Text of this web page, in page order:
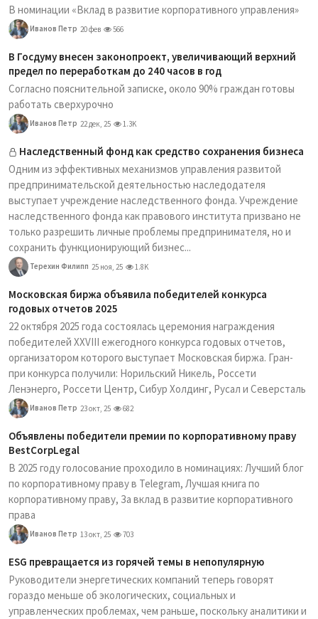
В номинации «Вклад в развитие корпоративного управления»
Иванов Петр 20 фев 566
В Госдуму внесен законопроект, увеличивающий верхний
предел по переработкам до 240 часов в год
Согласно пояснительной записке, около 90% граждан готовы
работать сверхурочно
Иванов Петр 22 дек, 25 1.3K
Наследственный фонд как средство сохранения бизнеса
Одним из эффективных механизмов управления развитой
предпринимательской деятельностью наследодателя
выступает учреждение наследственного фонда. Учреждение
наследственного фонда как правового института призвано не
только разрешить личные проблемы предпринимателя, но и
сохранить функционирующий бизнес...
Терехин Филипп 25 ноя, 25 1.8K
Московская биржа объявила победителей конкурса
годовых отчетов 2025
22 октября 2025 года состоялась церемония награждения
победителей XXVIII ежегодного конкурса годовых отчетов,
организатором которого выступает Московская биржа. Гран-
при конкурса получили: Норильский Никель, Россети
Ленэнерго, Россети Центр, Сибур Холдинг, Русал и Северсталь
Иванов Петр 23 окт, 25 682
Объявлены победители премии по корпоративному праву
BestCorpLegal
В 2025 году голосование проходило в номинациях: Лучший блог
по корпоративному праву в Telegram, Лучшая книга по
корпоративному праву, За вклад в развитие корпоративного
права
Иванов Петр 13 окт, 25 703
ESG превращается из горячей темы в непопулярную
Руководители энергетических компаний теперь говорят
гораздо меньше об экологических, социальных и
управленческих проблемах, чем раньше, поскольку аналитики и